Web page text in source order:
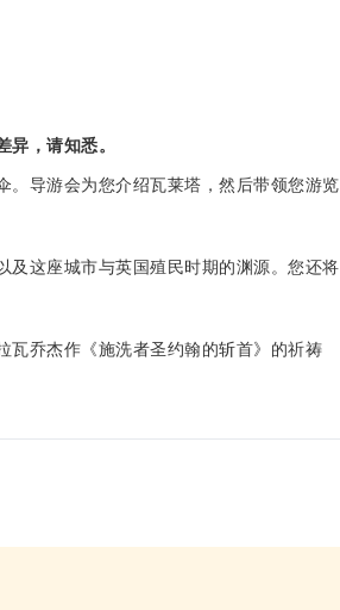
，请知悉。
。导游会为您介绍瓦莱塔，然后带领您游览
及这座城市与英国殖民时期的渊源。您还将
瓦乔杰作《施洗者圣约翰的斩首》的祈祷